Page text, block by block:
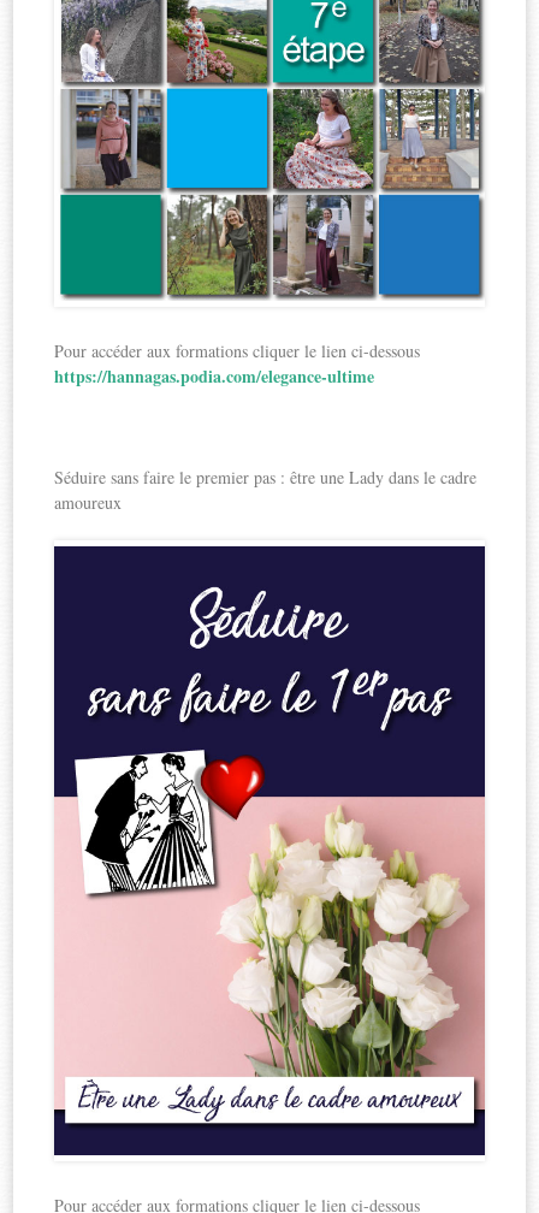
Pour accéder aux formations cliquer le lien ci-dessous
https://hannagas.podia.com/elegance-ultime
Séduire sans faire le premier pas : être une Lady dans le cadre
amoureux
Pour accéder aux formations cliquer le lien ci-dessous